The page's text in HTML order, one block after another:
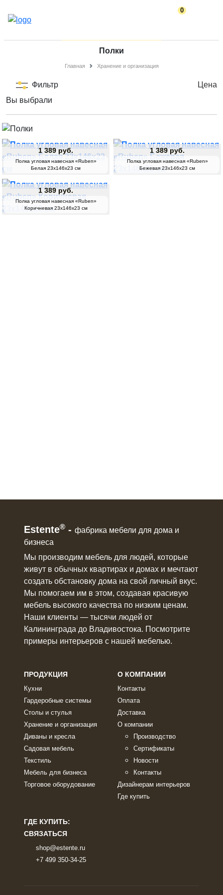
0
Полки
Главная Хранение и организация
Фильтр
Цена
Вы выбрали
1 389 руб.
Полка угловая навесная «Ruben»
Белая 23х146х23 см
1 389 руб.
Полка угловая навесная «Ruben»
Бежевая 23х146х23 см
1 389 руб.
Полка угловая навесная «Ruben»
Коричневая 23х146х23 см
Estente® - фабрика мебели для дома и
бизнеса
Мы производим мебель для людей, которые
живут в обычных квартирах и домах и мечтают
создать обстановку дома на свой личный вкус.
Мы помогаем им в этом, создавая красивую
мебель высокого качества по низким ценам.
Наши клиенты ― тысячи людей от
Калининграда до Владивостока. Посмотрите
примеры интерьеров с нашей мебелью.
ПРОДУКЦИЯ
Кухни
Гардеробные системы
Столы и стулья
Хранение и организация
Диваны и кресла
Садовая мебель
Текстиль
Мебель для бизнеса
Торговое оборудование
О КОМПАНИИ
Контакты
Оплата
Доставка
О компании
Производство
Сертификаты
Новости
Контакты
Дизайнерам интерьеров
Где купить
ГДЕ КУПИТЬ:
СВЯЗАТЬСЯ
shop@estente.ru
+7 499 350-34-25